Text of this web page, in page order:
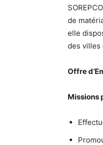
de
elle
des villes
Offre
Missions